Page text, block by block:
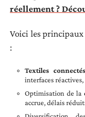
réellement ?
Voici les
:
Textiles connectés
interfaces
Optimisation de la
accrue, délais